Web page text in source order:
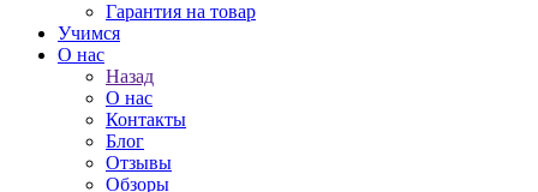
Гарантия на товар
Учимся
О нас
Назад
О нас
Контакты
Блог
Отзывы
Обзоры